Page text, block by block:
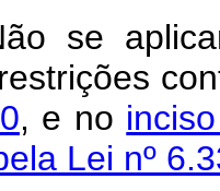
se
, e no
Lei nº